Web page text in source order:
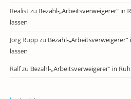
Realistzu Bezahl-„Arbeitsverweigerer“ in
lassen
Jörg Ruppzu Bezahl-
lassen
Ralfzu Bezahl-„Arbeitsverweigerer“ in